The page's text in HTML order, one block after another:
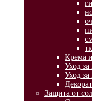
Крема
Уход за
Уход
Защита от